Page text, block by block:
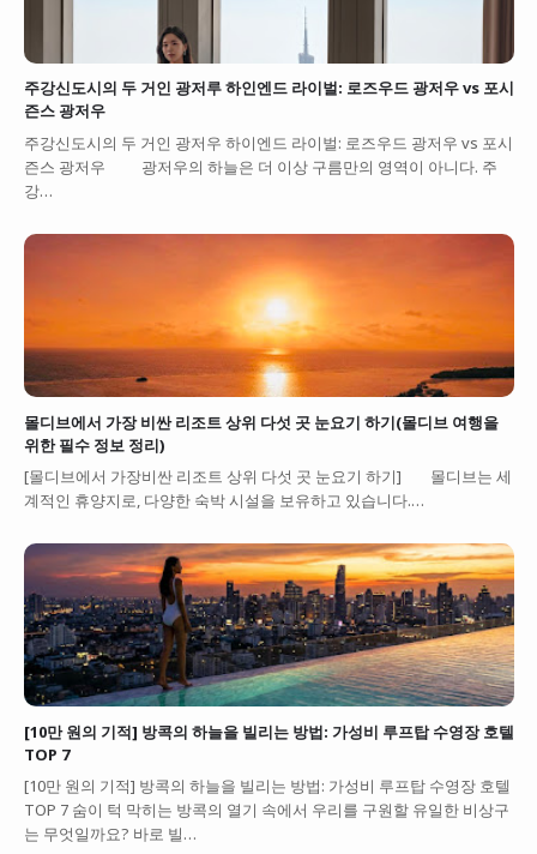
주강신도시의 두 거인 광저루 하인엔드 라이벌: 로즈우드 광저우 vs 포시
즌스 광저우
주강신도시의 두 거인 광저우 하이엔드 라이벌: 로즈우드 광저우 vs 포시
즌스 광저우 광저우의 하늘은 더 이상 구름만의 영역이 아니다. 주
강…
몰디브에서 가장 비싼 리조트 상위 다섯 곳 눈요기 하기(몰디브 여행을
위한 필수 정보 정리)
[몰디브에서 가장비싼 리조트 상위 다섯 곳 눈요기 하기] 몰디브는 세
계적인 휴양지로, 다양한 숙박 시설을 보유하고 있습니다.…
[10만 원의 기적] 방콕의 하늘을 빌리는 방법: 가성비 루프탑 수영장 호텔
TOP 7
[10만 원의 기적] 방콕의 하늘을 빌리는 방법: 가성비 루프탑 수영장 호텔
TOP 7 숨이 턱 막히는 방콕의 열기 속에서 우리를 구원할 유일한 비상구
는 무엇일까요? 바로 빌…